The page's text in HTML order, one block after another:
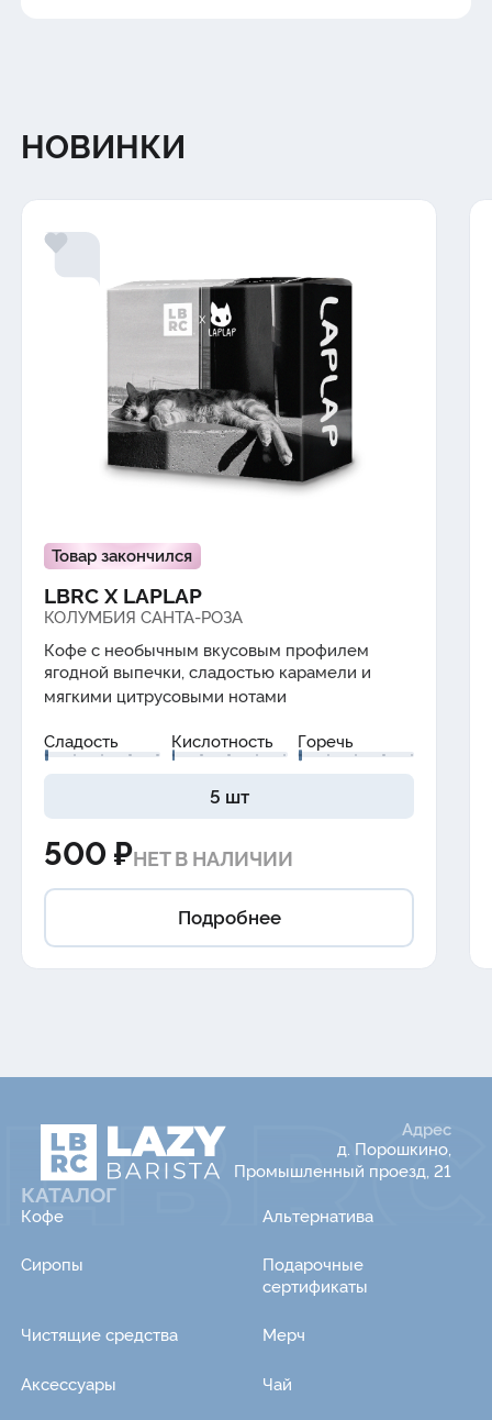
НОВИНКИ
Товар закончился
LBRC X LAPLAP
КОЛУМБИЯ САНТА-РОЗА
Кофе с необычным вкусовым профилем
ягодной выпечки, сладостью карамели и
мягкими цитрусовыми нотами
Сладость
Кислотность Горечь
5 шт
500 ₽НЕТ В НАЛИЧИИ
Подробнее
Адрес
д. Порошкино,
Промышленный проезд, 21
КАТАЛОГ
Кофе Альтернатива
Сиропы
Подарочные
сертификаты
Чистящие средства Мерч
Аксессуары Чай